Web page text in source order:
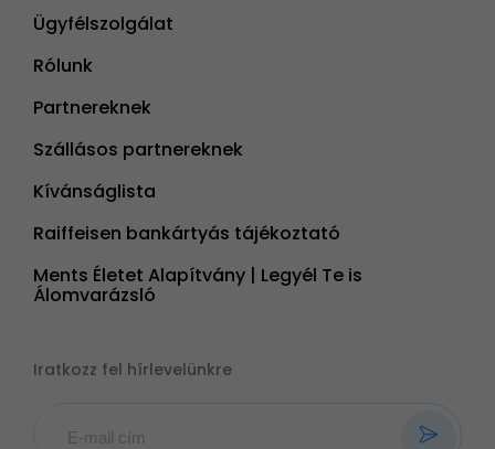
Ügyfélszolgálat
Rólunk
Partnereknek
Szállásos partnereknek
Kívánságlista
Raiffeisen bankártyás tájékoztató
Ments Életet Alapítvány | Legyél Te is
Álomvarázsló
Iratkozz fel hírlevelünkre